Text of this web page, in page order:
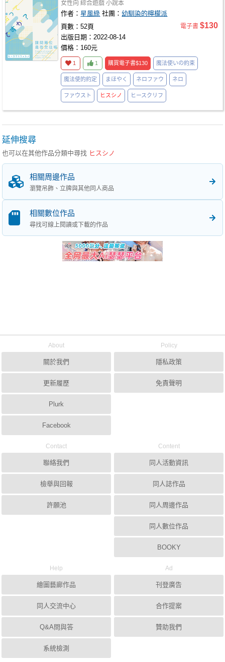
女性向 綜合遊戲 小說本
作者：星風綠 社團：幼馴染的檸檬派
頁數：52頁
出版日期：2022-08-14
價格：160元
電子書 $130
1 1 購買電子書$130 魔法使いの約束
魔法使的約定 まほやく ネロファウ ネロ
ファウスト ヒスシノ ヒースクリフ
延伸搜尋
也可以在其他作品分類中尋找 ヒスシノ
相關周邊作品
瀏覽吊飾、立牌與其他同人商品
相關數位作品
尋找可線上閱讀或下載的作品
About
關於我們
更新履歷
Plurk
Facebook
Policy
隱私政策
免責聲明
Contact
聯絡我們
檢舉與回報
許願池
Content
同人活動資訊
同人誌作品
同人周邊作品
同人數位作品
BOOKY
Help
繪圖藝廊作品
同人交流中心
Q&A問與答
系統檢測
Ad
刊登廣告
合作提案
贊助我們